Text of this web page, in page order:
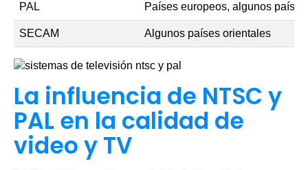
PAL Países europeos, algunos
SECAM Algunos países orientales
La influencia de NTSC y
PAL en la calidad de
video y TV